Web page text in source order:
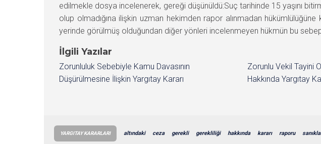
edilmekle dosya incelenerek, gereği düşünüldü:Suç tarihinde 15 yaşını
olup olmadığına ilişkin uzman hekimden rapor alınmadan
yerinde görülmüş olduğundan diğer yönleri incelenmeyen hükmün bu
İlgili Yazılar
Zorunluluk Sebebiyle Kamu Davasının
Düşürülmesine İlişkin Yargıtay Kararı
Zorunlu Vekil Tayini
Hakkında Yargıtay
YARGITAY KARARLARI altındaki ceza gerekli gerekliliği hakkında kararı raporu